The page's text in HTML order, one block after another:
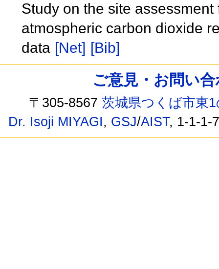
Study on the site
atmospheric carbon dioxide
data [Net] [Bib]
ご意見・お問い
〒305-8567茨城県つくば市東
Dr. Isoji MIYAGI, GSJ/AIST, 1-1-1-